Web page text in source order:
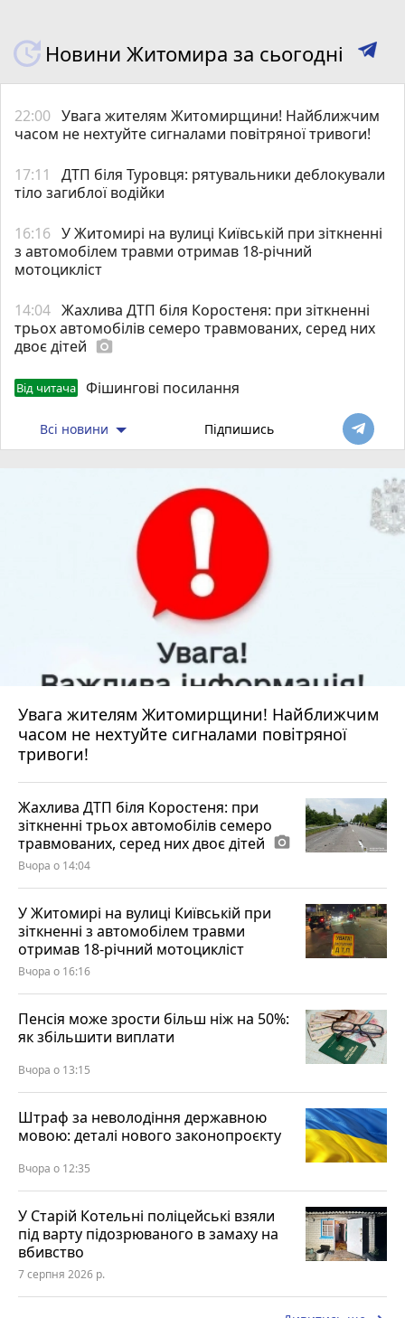
Новини Житомира за сьогодні
22:00 Увага жителям Житомирщини! Найближчим
часом не нехтуйте сигналами повітряної тривоги!
17:11
ДТП біля Туровця: рятувальники деблокували
тіло загиблої водійки
16:16 У Житомирі на вулиці Київській при зіткненні
з автомобілем травми отримав 18-річний
мотоцикліст
14:04 Жахлива ДТП біля Коростеня: при зіткненні
трьох автомобілів семеро травмованих, серед них
двоє дітей photo_camera
Від читача Фішингові посилання
Всі новини Підпишись
Увага жителям Житомирщини! Найближчим
часом не нехтуйте сигналами повітряної
тривоги!
Жахлива ДТП біля Коростеня: при
зіткненні трьох автомобілів семеро
травмованих, серед них двоє дітей photo_camera
Вчора о 14:04
У Житомирі на вулиці Київській при
зіткненні з автомобілем травми
отримав 18-річний мотоцикліст
Вчора о 16:16
Пенсія може зрости більш ніж на 50%:
як збільшити виплати
Вчора о 13:15
Штраф за неволодіння державною
мовою: деталі нового законопроєкту
Вчора о 12:35
У Старій Котельні поліцейські взяли
під варту підозрюваного в замаху на
вбивство
7 серпня 2026 р.